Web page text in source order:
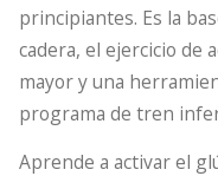
principiantes. Es la
cadera, el ejercicio de
mayor y una
programa de tren
Aprende a activar el